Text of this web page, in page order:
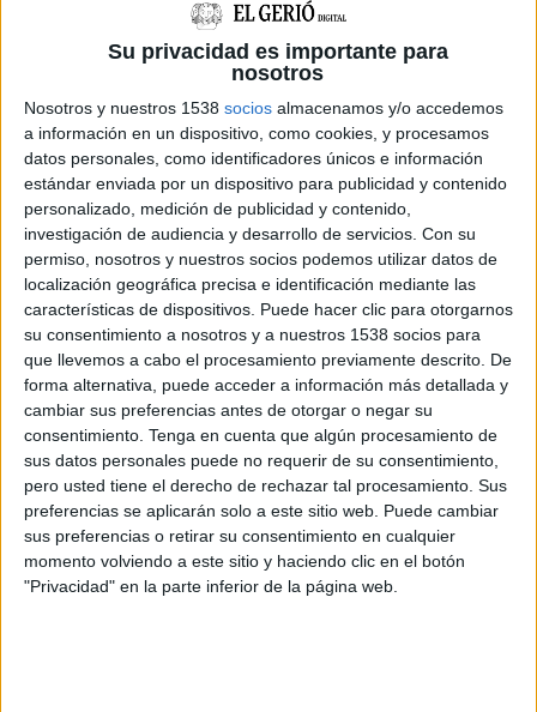
Su privacidad es importante para
nosotros
Nosotros y nuestros 1538 socios almacenamos y/o accedemos
a información en un dispositivo, como cookies, y procesamos
datos personales, como identificadores únicos e información
estándar enviada por un dispositivo para publicidad y contenido
personalizado, medición de publicidad y contenido,
investigación de audiencia y desarrollo de servicios. Con su
permiso, nosotros y nuestros socios podemos utilizar datos de
localización geográfica precisa e identificación mediante las
características de dispositivos. Puede hacer clic para otorgarnos
su consentimiento a nosotros y a nuestros 1538 socios para
que llevemos a cabo el procesamiento previamente descrito. De
forma alternativa, puede acceder a información más detallada y
cambiar sus preferencias antes de otorgar o negar su
consentimiento. Tenga en cuenta que algún procesamiento de
sus datos personales puede no requerir de su consentimiento,
pero usted tiene el derecho de rechazar tal procesamiento. Sus
preferencias se aplicarán solo a este sitio web. Puede cambiar
sus preferencias o retirar su consentimiento en cualquier
momento volviendo a este sitio y haciendo clic en el botón
"Privacidad" en la parte inferior de la página web.
celebrat de forma itinerant en municipis com
Roses, Lloret de Mar, Platja d’Aro o Olot.
La trobada combinarà una part interna
reservada a les empreses associades amb un
acte final obert al teixit empresarial de les
comarques gironines. La jornada començarà
amb un dinar de germanor i continuarà amb
l’assemblea de l’entitat, tots dos actes de
caràcter privat.
La cloenda arribarà a partir de les set de la
tarda amb un còctel-networkinggratuït i obert
a empresaris gironins interessats a establir
contactes professionals i conèixer de prop
l’activitat de l’associació. Per participar-hi caldrà
inscriure’s abans del 22 de maig.
Des de la junta directiva expliquen que l’objectiu